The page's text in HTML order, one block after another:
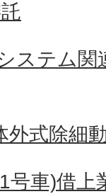
ステム関
外式除細
号車)借上